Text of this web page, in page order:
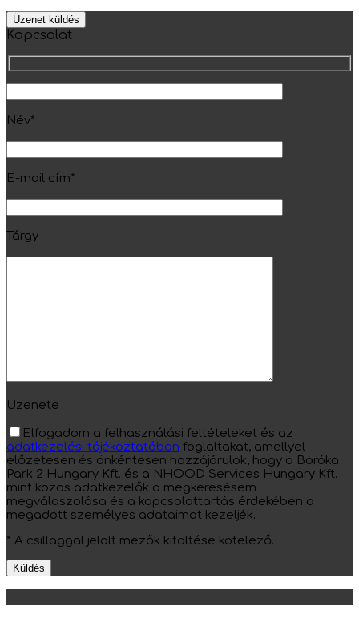
Üzenet küldés
Kapcsolat
Név*
E-mail cím*
Tárgy
Üzenete
Elfogadom a felhasználási feltételeket és az
adatkezelési tájékoztatóban foglaltakat, amellyel
előzetesen és önkéntesen hozzájárulok, hogy a Boróka
Park 2 Hungary Kft. és a NHOOD Services Hungary Kft.
mint közös adatkezelők a megkeresésem
megválaszolása és a kapcsolattartás érdekében a
megadott személyes adataimat kezeljék.
* A csillaggal jelölt mezők kitöltése kötelező.